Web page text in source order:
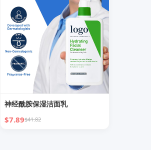
ームボトル
神经酰胺保湿洁面乳
$7.89$41.82